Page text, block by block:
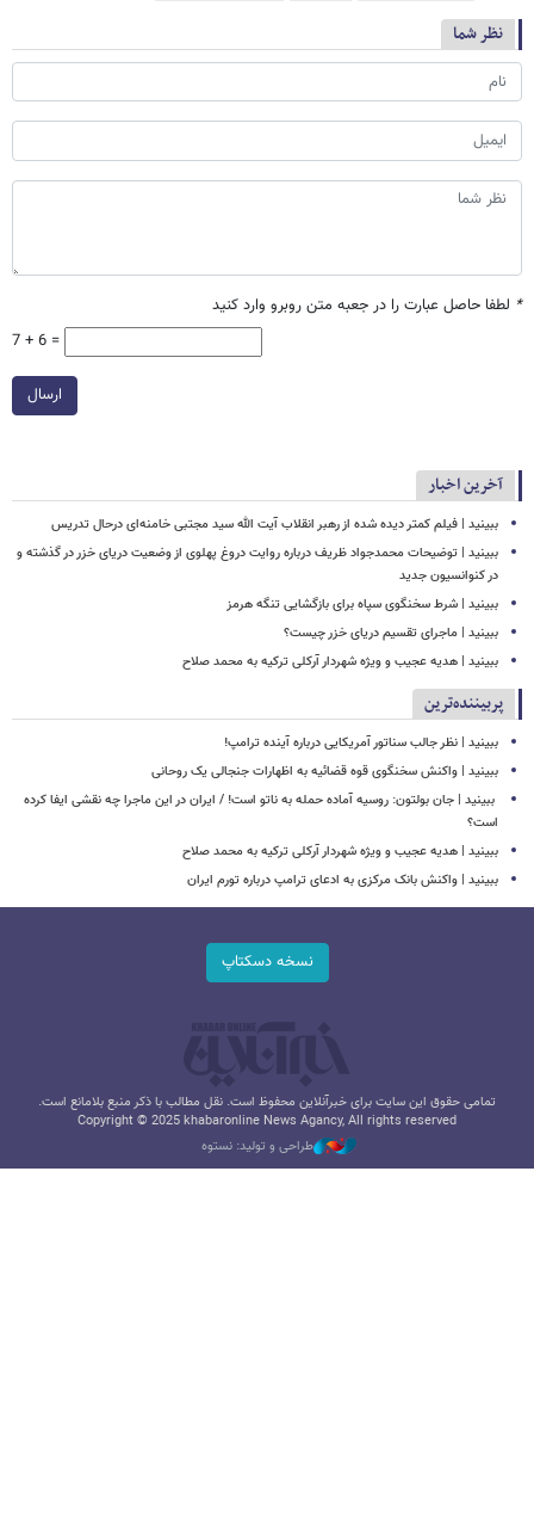
نظر شما
* لطفا حاصل عبارت را در جعبه متن روبرو وارد کنید
7 + 6 =
ارسال
آخرین اخبار
ببینید | فیلم کمتر دیده شده از رهبر انقلاب آیت الله سید مجتبی خامنه‌ای درحال تدریس
ببینید | توضیحات محمدجواد ظریف درباره روایت دروغ پهلوی از وضعیت دریای خزر در گذشته و
در کنوانسیون جدید
ببینید | شرط سخنگوی سپاه برای بازگشایی تنگه هرمز
ببینید | ماجرای تقسیم دریای خزر چیست؟
ببینید | هدیه عجیب و ویژه شهردار آرکلی ترکیه به محمد صلاح
پربیننده‌ترین
ببینید | نظر جالب سناتور آمریکایی درباره آینده ترامپ!
ببینید | واکنش سخنگوی قوه قضائیه به اظهارات جنجالی یک روحانی
‏ ببینید | جان بولتون: روسیه آماده حمله به ناتو است! / ایران در این ماجرا چه نقشی ایفا کرده
است؟
ببینید | هدیه عجیب و ویژه شهردار آرکلی ترکیه به محمد صلاح
ببینید | واکنش بانک مرکزی به ادعای ترامپ درباره تورم ایران
نسخه دسکتاپ
تمامی حقوق این سایت برای خبرآنلاین محفوظ است. نقل مطالب با ذکر منبع بلامانع است.
Copyright © 2025 khabaronline News Agancy, All rights reserved
طراحی و تولید: نستوه